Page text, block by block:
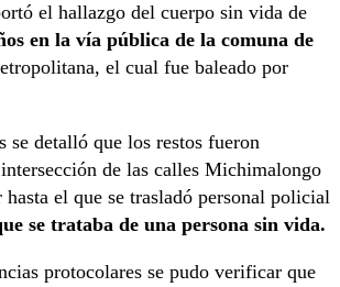
el hallazgo del cuerpo sin vida de
en la vía pública de la comuna de
el cual fue baleado por
se detalló que los restos fueron
de las calles Michimalongo
el que se trasladó personal policial
se trataba de una persona sin vida.
protocolares se pudo verificar que